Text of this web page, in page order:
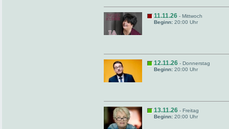
11.11.26 - Mittwoch
Beginn: 20:00 Uhr
12.11.26 - Donnerstag
Beginn: 20:00 Uhr
13.11.26 - Freitag
Beginn: 20:00 Uhr